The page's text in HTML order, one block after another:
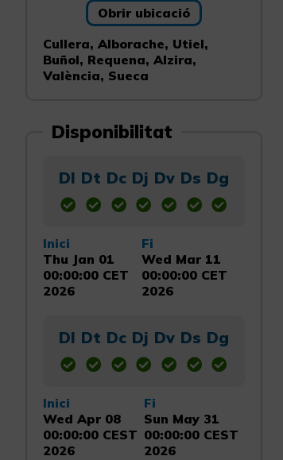
Obrir ubicació
Cullera, Alborache, Utiel,
Buñol, Requena, Alzira,
València, Sueca
Disponibilitat
Dl Dt Dc Dj Dv Ds Dg
Inici
Thu Jan 01
00:00:00 CET
2026
Fi
Wed Mar 11
00:00:00 CET
2026
Dl Dt Dc Dj Dv Ds Dg
Inici
Wed Apr 08
00:00:00 CEST
2026
Fi
Sun May 31
00:00:00 CEST
2026